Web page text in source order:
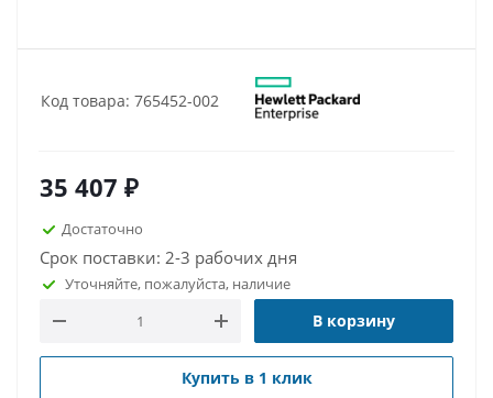
Код товара: 765452-002
35 407 ₽
Достаточно
Срок поставки: 2-3 рабочих дня
Уточняйте, пожалуйста, наличие
В корзину
Купить в 1 клик